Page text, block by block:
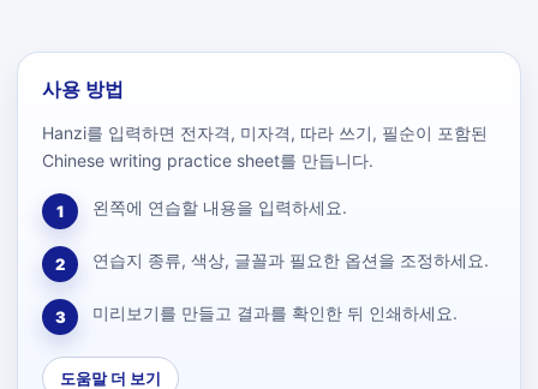
사용 방법
Hanzi를 입력하면 전자격, 미자격, 따라 쓰기, 필순이 포함된
Chinese writing practice sheet를 만듭니다.
1 왼쪽에 연습할 내용을 입력하세요.
2 연습지 종류, 색상, 글꼴과 필요한 옵션을 조정하세요.
3 미리보기를 만들고 결과를 확인한 뒤 인쇄하세요.
도움말 더 보기